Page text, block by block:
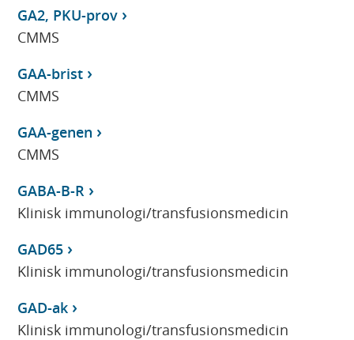
GA2, PKU-prov
CMMS
GAA-brist
CMMS
GAA-genen
CMMS
GABA-B-R
Klinisk immunologi/transfusionsmedicin
GAD65
Klinisk immunologi/transfusionsmedicin
GAD-ak
Klinisk immunologi/transfusionsmedicin